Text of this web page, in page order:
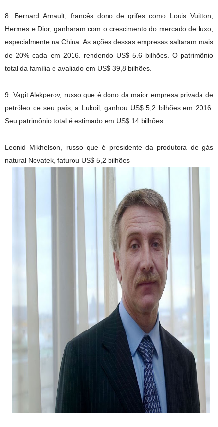
8. Bernard Arnault, francês dono de grifes como Louis Vuitton,
Hermes e Dior, ganharam com o crescimento do mercado de luxo,
especialmente na China. As ações dessas empresas saltaram mais
de 20% cada em 2016, rendendo US$ 5,6 bilhões. O patrimônio
total da família é avaliado em US$ 39,8 bilhões.
9. Vagit Alekperov, russo que é dono da maior empresa privada de
petróleo de seu país, a Lukoil, ganhou US$ 5,2 bilhões em 2016.
Seu patrimônio total é estimado em US$ 14 bilhões.
Leonid Mikhelson, russo que é presidente da produtora de gás
natural Novatek, faturou US$ 5,2 bilhões